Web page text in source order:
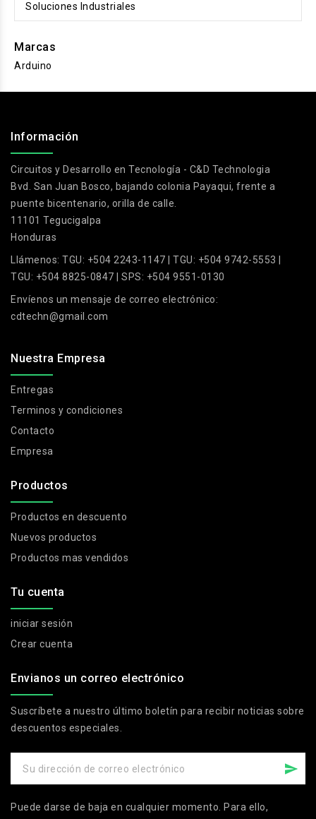
Soluciones Industriales
Marcas
Arduino
Información
Circuitos y Desarrollo en Tecnología - C&D Technologia
Bvd. San Juan Bosco, bajando colonia Payaqui, frente a
puente bicentenario, orilla de calle.
11101 Tegucigalpa
Honduras
Llámenos: TGU: +504 2243-1147 | TGU: +504 9742-5553 |
TGU: +504 8825-0847 | SPS: +504 9551-0130
Envíenos un mensaje de correo electrónico:
cdtechn@gmail.com
Nuestra Empresa
Entregas
Terminos y condiciones
Contacto
Empresa
Productos
Productos en descuento
Nuevos productos
Productos mas vendidos
Tu cuenta
iniciar sesión
Crear cuenta
Envianos un correo electrónico
Suscríbete a nuestro último boletín para recibir noticias sobre
descuentos especiales.
Puede darse de baja en cualquier momento. Para ello,